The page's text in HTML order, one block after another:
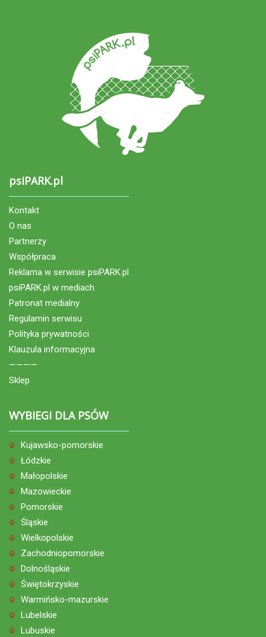
psiPARK.pl
Kontakt
O nas
Partnerzy
Współpraca
Reklama w serwisie psiPARK.pl
psiPARK.pl w mediach
Patronat medialny
Regulamin serwisu
Polityka prywatności
Klauzula informacyjna
————
Sklep
WYBIEGI DLA PSÓW
Kujawsko-pomorskie
Łódzkie
Małopolskie
Mazowieckie
Pomorskie
Śląskie
Wielkopolskie
Zachodniopomorskie
Dolnośląskie
Świętokrzyskie
Warmińsko-mazurskie
Lubelskie
Lubuskie